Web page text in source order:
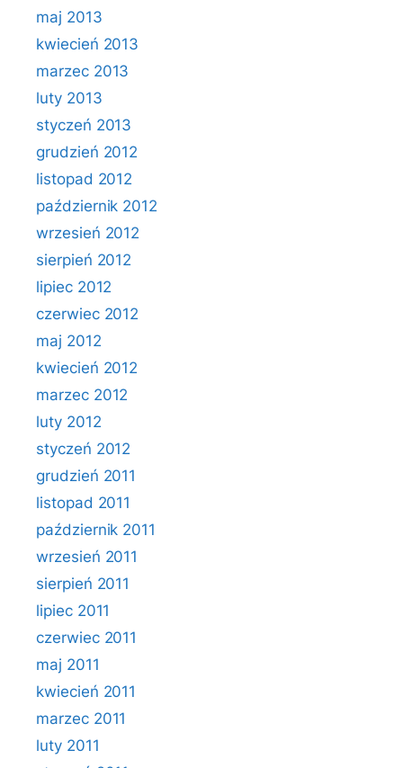
maj 2013
kwiecień 2013
marzec 2013
luty 2013
styczeń 2013
grudzień 2012
listopad 2012
październik 2012
wrzesień 2012
sierpień 2012
lipiec 2012
czerwiec 2012
maj 2012
kwiecień 2012
marzec 2012
luty 2012
styczeń 2012
grudzień 2011
listopad 2011
październik 2011
wrzesień 2011
sierpień 2011
lipiec 2011
czerwiec 2011
maj 2011
kwiecień 2011
marzec 2011
luty 2011